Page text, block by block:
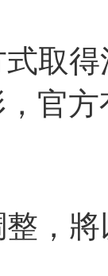
取
官
，